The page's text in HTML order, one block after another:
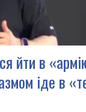
йти в
іде в